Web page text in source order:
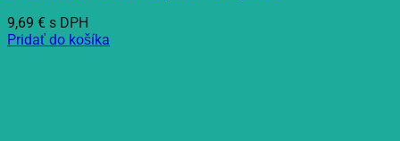
9,69 € s DPH
Pridať do košíka